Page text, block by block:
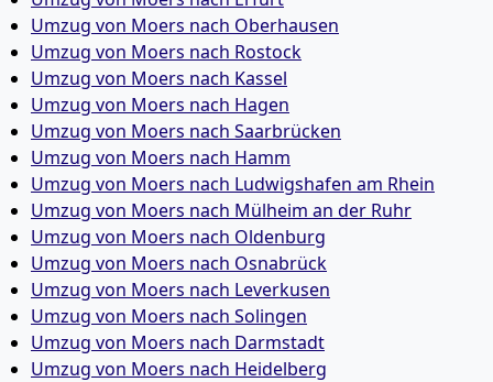
Umzug von Moers nach Oberhausen
Umzug von Moers nach Rostock
Umzug von Moers nach Kassel
Umzug von Moers nach Hagen
Umzug von Moers nach Saarbrücken
Umzug von Moers nach Hamm
Umzug von Moers nach Ludwigshafen am Rhein
Umzug von Moers nach Mülheim an der Ruhr
Umzug von Moers nach Oldenburg
Umzug von Moers nach Osnabrück
Umzug von Moers nach Leverkusen
Umzug von Moers nach Solingen
Umzug von Moers nach Darmstadt
Umzug von Moers nach Heidelberg